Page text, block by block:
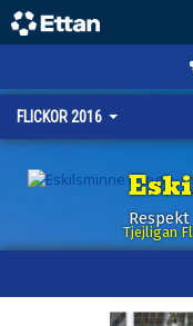
FLICKOR 2016
Tjejligan